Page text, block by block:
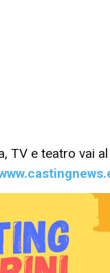
TV e teatro vai